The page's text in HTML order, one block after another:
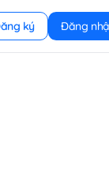
ký Đăng